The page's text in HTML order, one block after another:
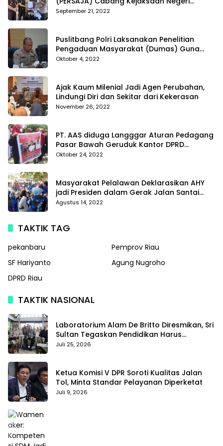
Tanggamus resmi melaporkan Alvin Lim ke
September 21, 2022
Puslitbang Polri Laksanakan Penelitian
Pengaduan Masyarakat (Dumas) Guna
Meningkatkan Profesionalisme Personil Polri
Oktober 4, 2022
Ajak Kaum Milenial Jadi Agen Perubahan,
Lindungi Diri dan Sekitar dari Kekerasan
November 26, 2022
PT. AAS diduga Langggar Aturan Pedagang
Pasar Bawah Geruduk Kantor DPRD
Pekanbaru
Oktober 24, 2022
Masyarakat Pelalawan Deklarasikan AHY
jadi Presiden dalam Gerak Jalan Santai
Partai Demokrat
Agustus 14, 2022
TAKTIK TAG
pekanbaru
Pemprov Riau
SF Hariyanto
Agung Nugroho
DPRD Riau
TAKTIK NASIONAL
Laboratorium Alam De Britto Diresmikan, Sri
Sultan Tegaskan Pendidikan Harus
Membentuk Karakter
Juli 25, 2026
Ketua Komisi V DPR Soroti Kualitas Jalan
Tol, Minta Standar Pelayanan Diperketat
Juli 9, 2026